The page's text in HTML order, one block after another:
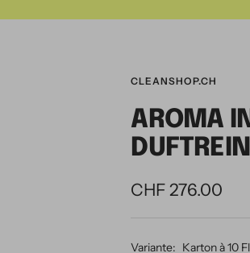
CLEANSHOP.CH
AROMA
CHF 276.00
Variante: Karton à 10